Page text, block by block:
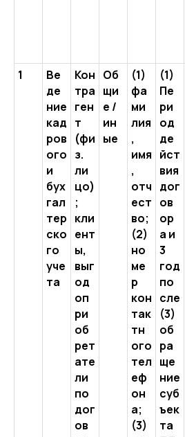
1
Ве
де
ние
кад
ров
ого
и
бух
гал
тер
ско
го
уче
та
Кон
тра
ген
т
(фи
з.
ли
цо)
;
кли
ент
ы,
выг
од
оп
ри
об
рет
ате
ли
по
дог
ов
Об
щи
е /
ин
ые
(1)
фа
ми
лия
,
имя
,
отч
ест
во;
(2)
но
ме
р
кон
так
тн
ого
тел
еф
он
а;
(3)
(1)
Пе
ри
од
де
йст
вия
дог
ов
ор
а и
3
год
по
сле
(3)
об
ра
ще
ние
суб
ъек
та